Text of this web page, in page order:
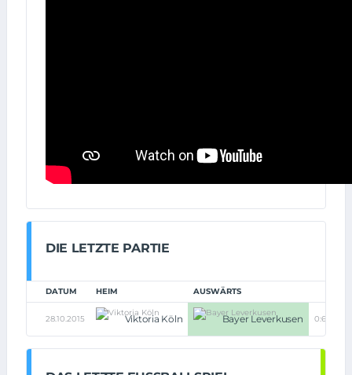
DIE LETZTE PARTIE
DATUM HEIM AUSWÄRTS
28.10.2015 Viktoria Köln Bayer Leverkusen 0:6